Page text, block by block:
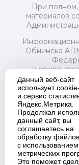
При полном,
материалов
Обнинска
в сфере
и массовых
Учредитель:
Обнинск".
Адрес
Телефон
Данный веб-сайт
использует
и сервис
Яндекс.Метрика.
Продолжая
данный сайт, вы
соглашаетесь на
обработку
с использованием
метрических
Это поможет